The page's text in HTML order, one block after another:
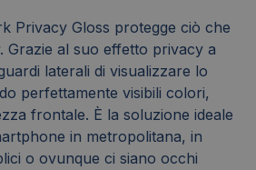
Privacy Gloss protegge ciò che
Grazie al suo effetto privacy a
laterali di visualizzare lo
perfettamente visibili colori,
frontale. È la soluzione ideale
in metropolitana, in
o ovunque ci siano occhi